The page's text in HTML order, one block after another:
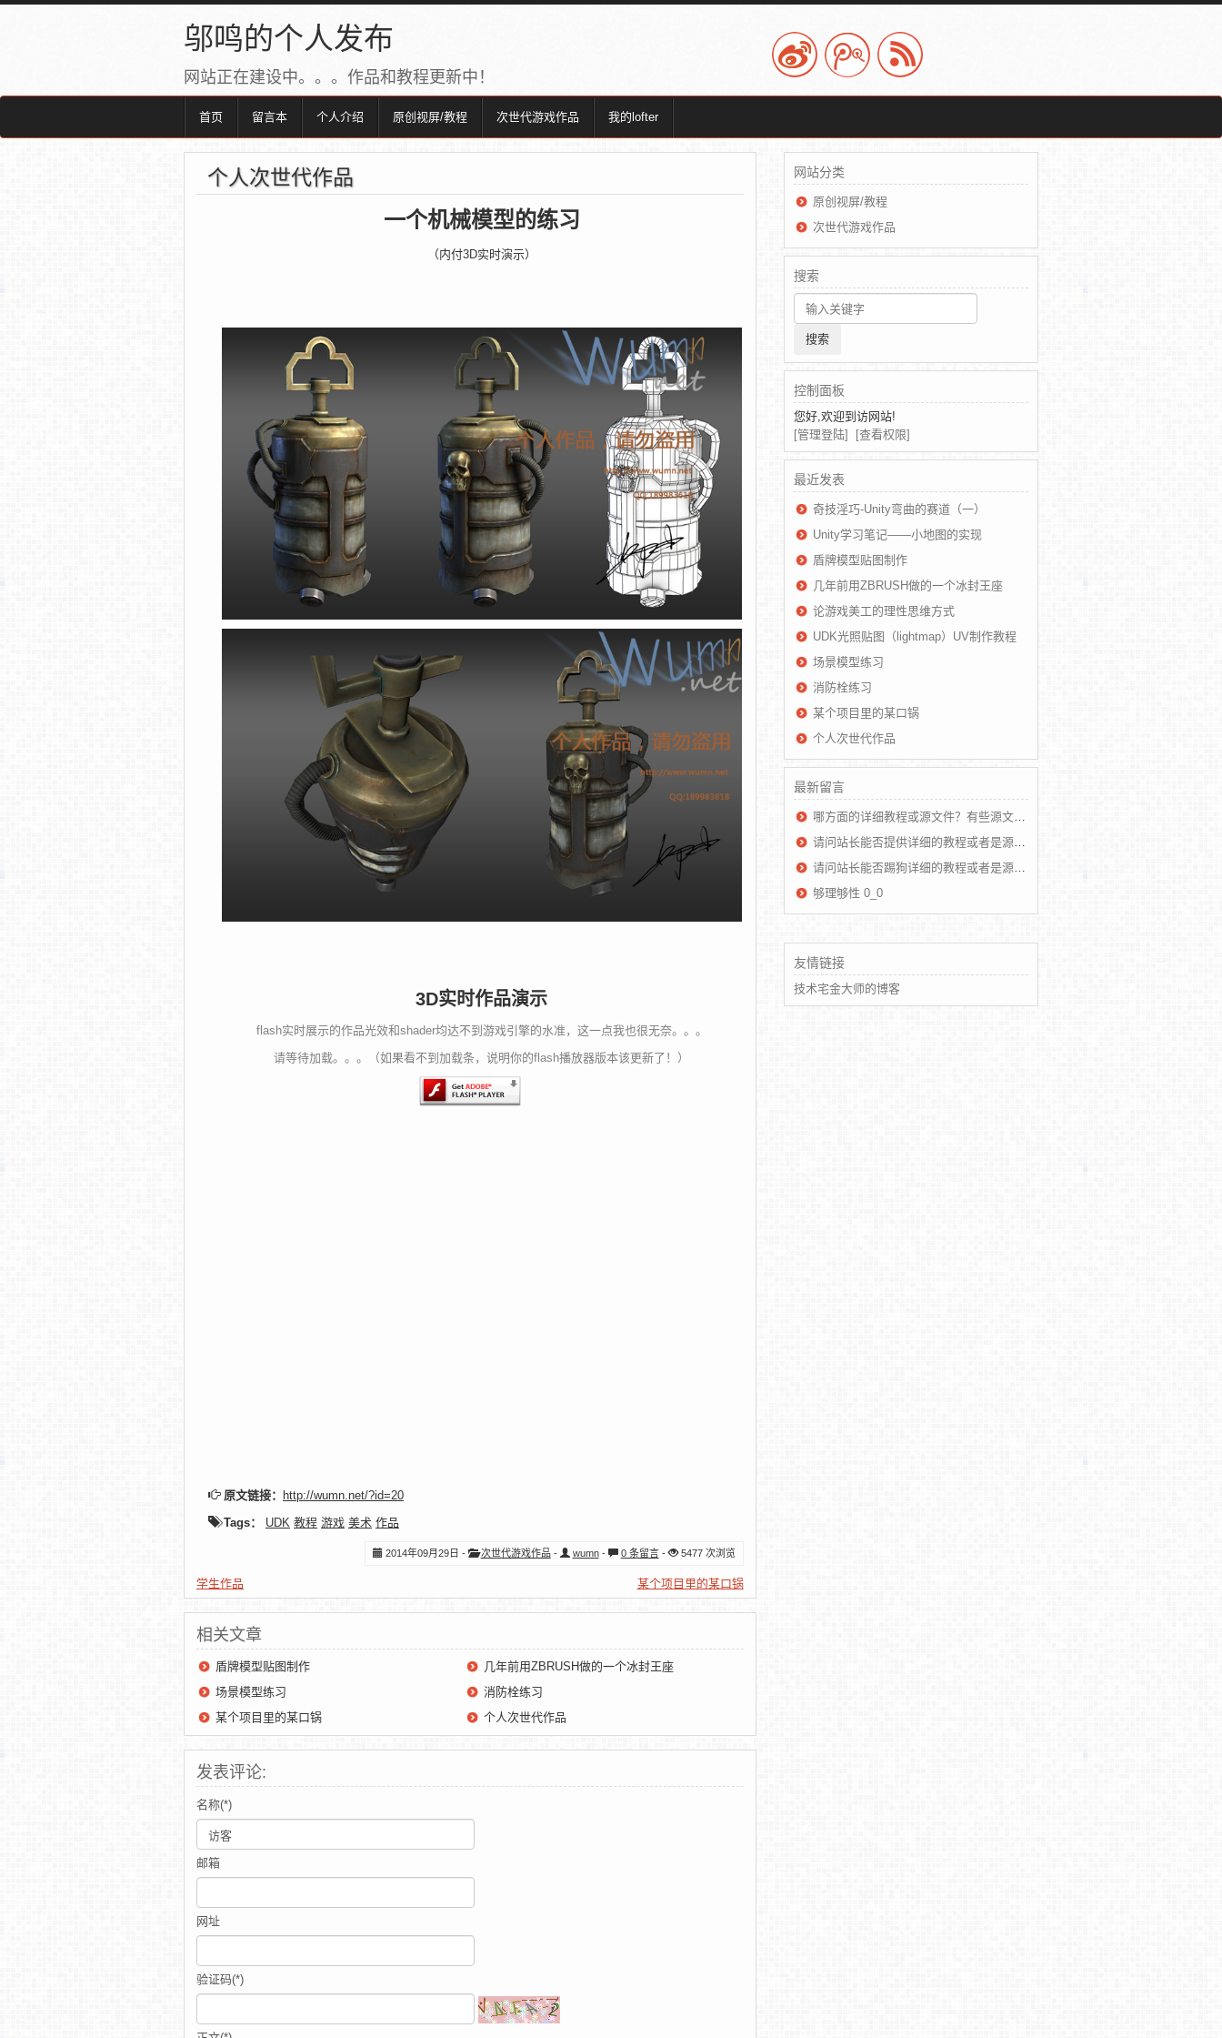
邬鸣的个人发布
网站正在建设中。。。作品和教程更新中！
首页 留言本 个人介绍 原创视屏/教程 次世代游戏作品 我的lofter
个人次世代作品
一个机械模型的练习
（内付3D实时演示）
3D实时作品演示
flash实时展示的作品光效和shader均达不到游戏引擎的水准，这一点我也很无奈。。。
请等待加载。。。（如果看不到加载条，说明你的flash播放器版本该更新了！）
原文链接：
http://wumn.net/?id=20
Tags：
UDK 教程 游戏 美术 作品
2014年09月29日 - 次世代游戏作品- wumn- 0 条留言- 5477 次浏览
学生作品 某个项目里的某口锅
相关文章
盾牌模型贴图制作
几年前用ZBRUSH做的一个冰封王座
场景模型练习
消防栓练习
某个项目里的某口锅
个人次世代作品
发表评论:
名称(*)
邮箱
网址
验证码(*)
网站分类
原创视屏/教程
次世代游戏作品
搜索
控制面板
您好,欢迎到访网站!
[管理登陆]
[查看权限]
最近发表
奇技淫巧-Unity弯曲的赛道（一）
Unity学习笔记——小地图的实现
盾牌模型贴图制作
几年前用ZBRUSH做的一个冰封王座
论游戏美工的理性思维方式
UDK光照贴图（lightmap）UV制作教程
场景模型练习
消防栓练习
某个项目里的某口锅
个人次世代作品
最新留言
哪方面的详细教程或源文件？有些源文件涉及到以前项目的就无法提供了
请问站长能否提供详细的教程或者是源文件么？
请问站长能否踢狗详细的教程或者是源文件么？
够理够性 0_0
友情链接
技术宅金大师的博客